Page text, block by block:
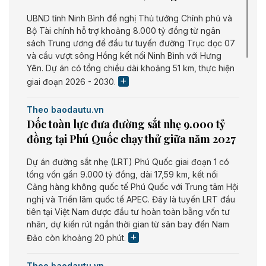
UBND tỉnh Ninh Bình đề nghị Thủ tướng Chính phủ và
Bộ Tài chính hỗ trợ khoảng 8.000 tỷ đồng từ ngân
sách Trung ương để đầu tư tuyến đường Trục dọc 07
và cầu vượt sông Hồng kết nối Ninh Bình với Hưng
Yên. Dự án có tổng chiều dài khoảng 51 km, thực hiện
giai đoạn 2026 - 2030.
Theo baodautu.vn
Dốc toàn lực đưa đường sắt nhẹ 9.000 tỷ
đồng tại Phú Quốc chạy thử giữa năm 2027
Dự án đường sắt nhẹ (LRT) Phú Quốc giai đoạn 1 có
tổng vốn gần 9.000 tỷ đồng, dài 17,59 km, kết nối
Cảng hàng không quốc tế Phú Quốc với Trung tâm Hội
nghị và Triển lãm quốc tế APEC. Đây là tuyến LRT đầu
tiên tại Việt Nam được đầu tư hoàn toàn bằng vốn tư
nhân, dự kiến rút ngắn thời gian từ sân bay đến Nam
Đảo còn khoảng 20 phút.